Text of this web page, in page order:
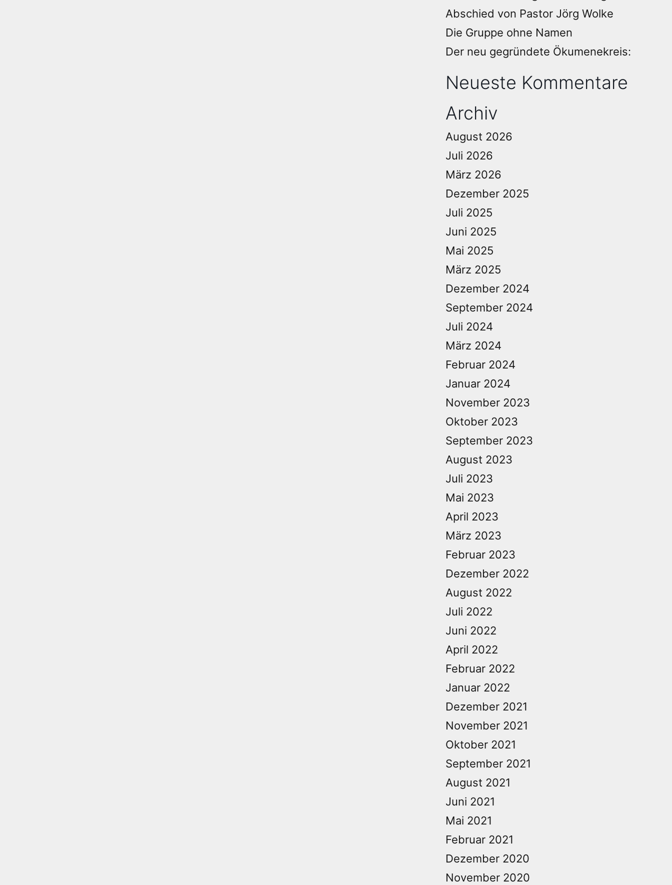
Abschied von Pastor Jörg Wolke
Die Gruppe ohne Namen
Der neu gegründete Ökumenekreis:
Neueste Kommentare
Archiv
August 2026
Juli 2026
März 2026
Dezember 2025
Juli 2025
Juni 2025
Mai 2025
März 2025
Dezember 2024
September 2024
Juli 2024
März 2024
Februar 2024
Januar 2024
November 2023
Oktober 2023
September 2023
August 2023
Juli 2023
Mai 2023
April 2023
März 2023
Februar 2023
Dezember 2022
August 2022
Juli 2022
Juni 2022
April 2022
Februar 2022
Januar 2022
Dezember 2021
November 2021
Oktober 2021
September 2021
August 2021
Juni 2021
Mai 2021
Februar 2021
Dezember 2020
November 2020